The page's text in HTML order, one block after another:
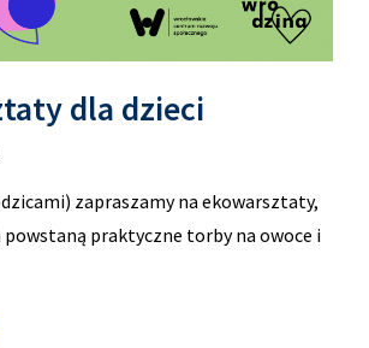
dla dzieci
zapraszamy na ekowarsztaty,
praktyczne torby na owoce i